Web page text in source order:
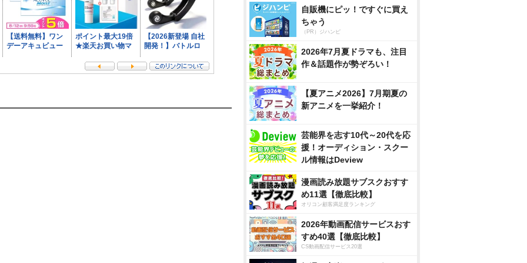
自販機にピッ！ですぐに買え
ちゃう
（PR）ジハンピ
2026年7月夏ドラマも、注目
作＆話題作が勢ぞろい！
【夏アニメ2026】7月期夏の
新アニメを一挙紹介！
芸能界を志す10代～20代を応
援！オーディション・スクー
ル情報はDeview
漫画読み放題サブスクおすす
め11選【徹底比較】
オリコン顧客満足度ランキング
2026年動画配信サービスおす
すめ40選【徹底比較】
CS動画配信サービス20選